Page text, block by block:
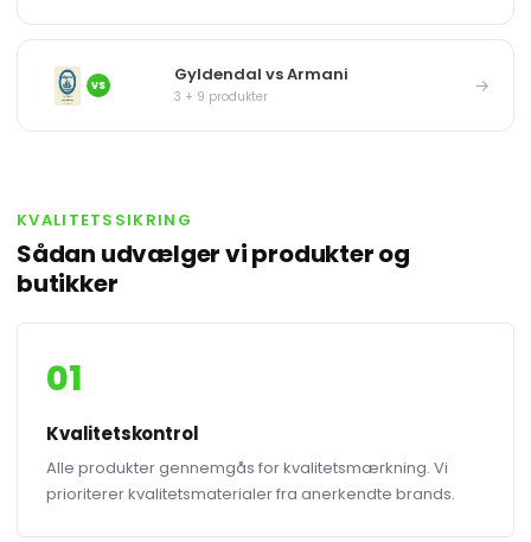
VS Gyldendal vs Armani
3 + 9 produkter →
KVALITETSSIKRING
Sådan udvælger vi produkter og
butikker
01
Kvalitetskontrol
Alle produkter gennemgås for kvalitetsmærkning. Vi
prioriterer kvalitetsmaterialer fra anerkendte brands.